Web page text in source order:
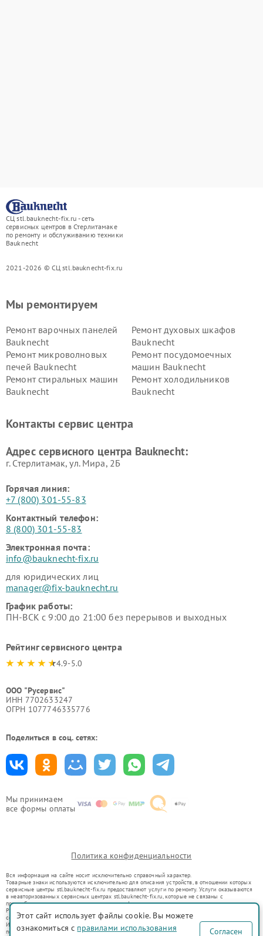
СЦ stl.bauknecht-fix.ru - сеть
сервисных центров в Стерлитамаке
по ремонту и обслуживанию техники
Bauknecht
2021-2026 © СЦ stl.bauknecht-fix.ru
Мы принимаем
все формы оплаты
Мы ремонтируем
Ремонт варочных панелей
Bauknecht
Ремонт духовых шкафов
Bauknecht
Ремонт микроволновых
печей Bauknecht
Ремонт посудомоечных
машин Bauknecht
Ремонт стиральных машин
Bauknecht
Ремонт холодильников
Bauknecht
Контакты сервис центра
Адрес сервисного центра Bauknecht:
г. Стерлитамак, ул. Мира, 2Б
Горячая линия:
+7 (800) 301-55-83
Контактный телефон:
8 (800) 301-55-83
Электронная почта:
info@bauknecht-fix.ru
для юридических лиц
manager@fix-bauknecht.ru
График работы:
ПН-ВСК с 9:00 до 21:00 без перерывов и выходных
Рейтинг сервисного центра
4.9-5.0
ООО "Русервис"
ИНН 7702633247
ОГРН 1077746335776
Поделиться в соц. сетях:
Политика конфиденциальности
Вся информация на сайте носит исключительно справочный характер.
Товарные знаки используются исключительно для описания устройств, в отношении которых
сервисные центры stl.bauknecht-fix.ru предоставляют услуги по ремонту. Услуги оказываются
в неавторизованных сервисных центрах stl.bauknecht-fix.ru, которые не связаны с
правообладателями товарных знаков или их официальными представителями.
Ремонт осуществляется для устройств, уже введенных в гражданский оборот в соответствии
со статьей 1487 ГК РФ.
Использование товарных знаков не преследует цели индивидуализации услуг или введения
потребителей в заблуждение, а служит для информирования о предоставляемых услугах по
Этот сайт использует файлы cookie. Вы можете
ознакомиться с правилами использования
Согласен